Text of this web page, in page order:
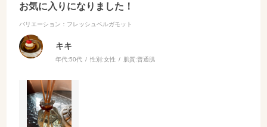
お気に入りになりました！
バリエーション：フレッシュベルガモット
キキ
年代:50代 性別:女性 肌質:普通肌